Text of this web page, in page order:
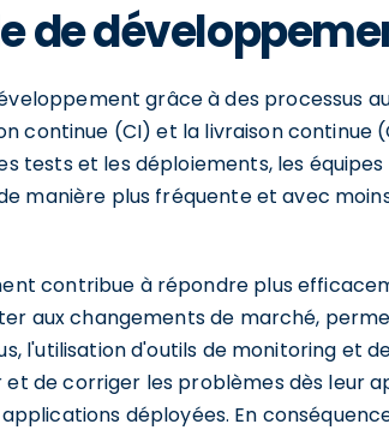
de
grâce à des processus
continue (CI) et la livraison continue
tests et les déploiements, les
manière plus fréquente et avec
contribue à répondre plus
aux changements de marché,
l'utilisation d'outils de monitoring et
de corriger les problèmes dès leur
déployées. En